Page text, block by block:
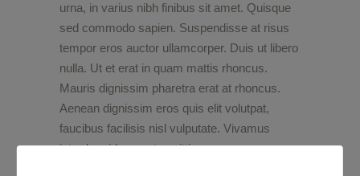
urna, in varius nibh finibus sit amet. Quisque
sed commodo sapien. Suspendisse at risus
tempor eros auctor ullamcorper. Duis ut libero
nulla. Ut et erat in quam mattis rhoncus.
Mauris dignissim pharetra erat at rhoncus.
Aenean dignissim eros quis elit volutpat,
faucibus facilisis nisl vulputate. Vivamus
interdum id urna ut sagittis.